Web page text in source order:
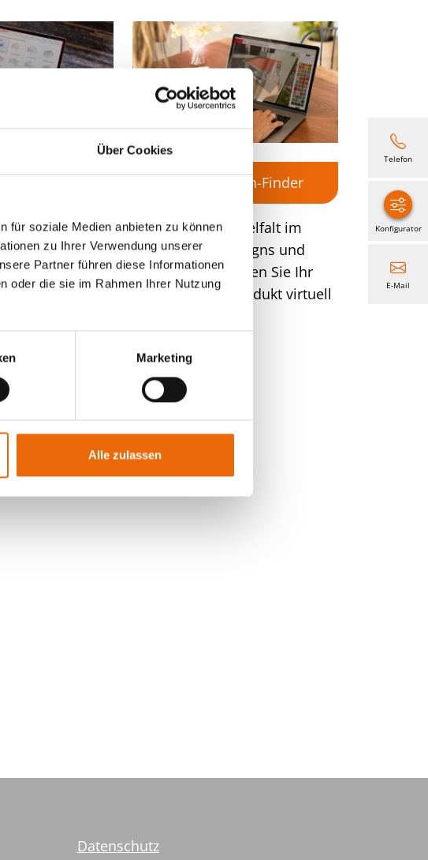
Über Cookies
für soziale Medien anbieten zu können
zu Ihrer Verwendung unserer
Partner führen diese Informationen
oder die sie im Rahmen Ihrer Nutzung
Marketing
Alle zulassen
Ihr
imOutdoor
und erhalten
Markisentuch-Finder
Erleben Sie die Vielfalt im
Bereich Stoff-Designs und
Farben. Hier können Sie Ihr
Sonnenschutz-Produkt virtuell
Datenschutz
Telefon
Konfigurator
E-Mail